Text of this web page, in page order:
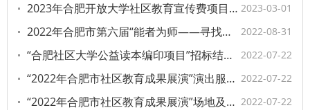
2023-03-01
2023年合肥开放大学社区教育宣传费项目单一来源采购公示
2022-08-31
2022年合肥市第六届“能者为师——寻找社区好教师”复赛结果公示
2022-07-22
“合肥社区大学公益读本编印项目”招标结果公示
2022-07-22
“2022年合肥市社区教育成果展演”演出服务协办外包服务单位招标结果公示
2022-07-22
“2022年合肥市社区教育成果展演”场地及其他租赁协办外包服务单位招标结果公示